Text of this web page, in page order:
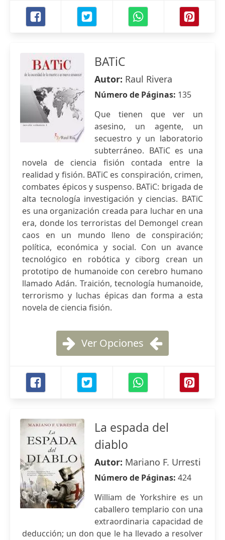
BATiC
Autor: Raul Rivera
Número de Páginas: 135
Que tienen que ver un
asesino, un agente, un
secuestro y un laboratorio
subterráneo. BATiC es una
novela de ciencia fisión contada entre la
realidad y fisión. BATiC es conspiración, crimen,
combates épicos y suspenso. BATiC: brigada de
alta tecnología investigación y ciencias. BATiC
es una organización creada para luchar en una
era, donde los terroristas del Demongel crean
caos en un mundo lleno de conspiración;
política, económica y social. Con un avance
tecnológico en robótica y ciborg crean un
prototipo de humanoide con cerebro humano
llamado Adán. Traición, tecnología humanoide,
terrorismo y luchas épicas dan forma a esta
novela de ciencia fisión.
Ver Opciones
La espada del
diablo
Autor: Mariano F. Urresti
Número de Páginas: 424
William de Yorkshire es un
caballero templario con una
extraordinaria capacidad de
deducción; un don que le ha llevado a resolver